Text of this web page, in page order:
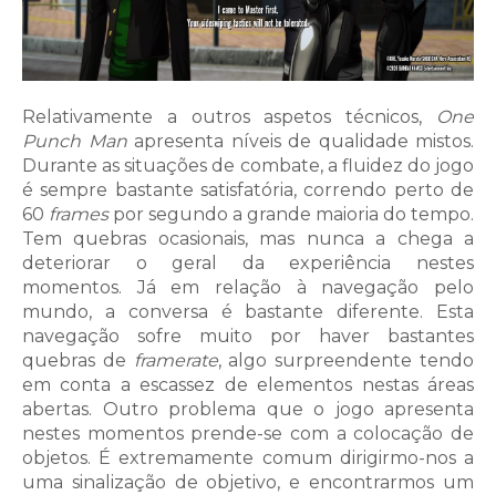
Relativamente a outros aspetos técnicos,
One
Punch Manapresenta níveis de qualidade mistos.
Durante as situações de combate, a fluidez do jogo
é sempre bastante satisfatória, correndo perto de
60 framespor segundo a grande maioria do tempo.
Tem quebras ocasionais, mas nunca a chega a
deteriorar o geral da experiência nestes
momentos. Já em relação à navegação pelo
mundo, a conversa é bastante diferente. Esta
navegação sofre muito por haver bastantes
quebras de framerate, algo surpreendente tendo
em conta a escassez de elementos nestas áreas
abertas. Outro problema que o jogo apresenta
nestes momentos prende-se com a colocação de
objetos. É extremamente comum dirigirmo-nos a
uma sinalização de objetivo, e encontrarmos um